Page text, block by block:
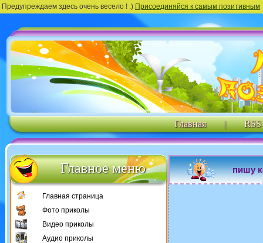
Предупреждаем здесь очень весело ! :) Присоединяйся к самым позитивным
Главная | RSS
Главное меню
Главная страница
Фото приколы
Видео приколы
Аудио приколы
пишу